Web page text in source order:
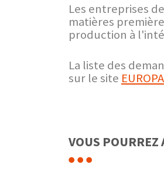
Les entreprises
matières
production à
La liste des
sur le site EUROPA
VOUS POURREZ